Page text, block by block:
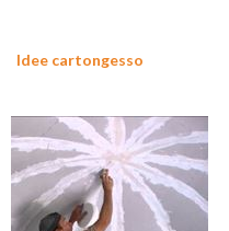
Idee cartongesso